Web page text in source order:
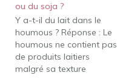
ou du soja ?
Y a-t-il du lait dans le
houmous ? Réponse : Le
houmous ne contient pas
de produits laitiers
malgré sa texture